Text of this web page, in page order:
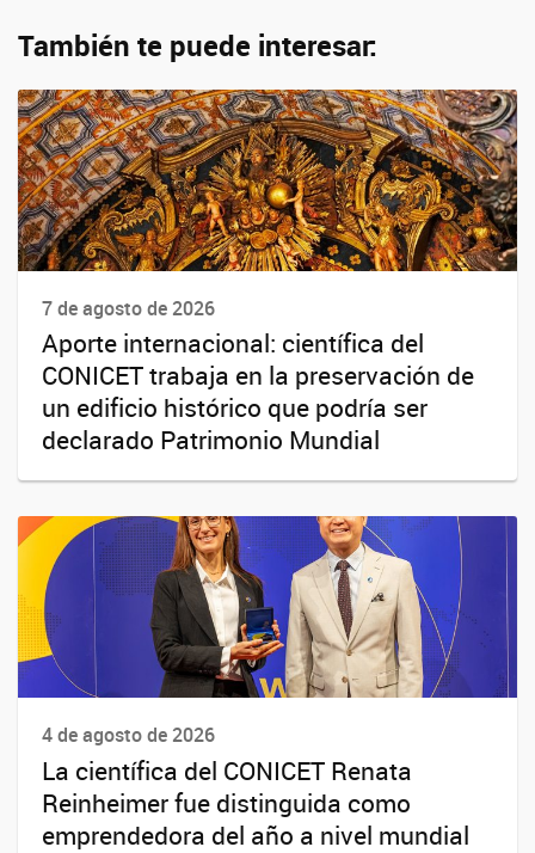
También te puede interesar:
7 de agosto de 2026
Aporte internacional: científica del
CONICET trabaja en la preservación de
un edificio histórico que podría ser
declarado Patrimonio Mundial
4 de agosto de 2026
La científica del CONICET Renata
Reinheimer fue distinguida como
emprendedora del año a nivel mundial